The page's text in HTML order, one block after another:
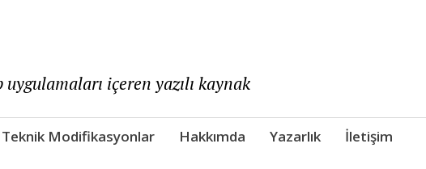
içeren yazılı kaynak
Teknik Modifikasyonlar Hakkımda Yazarlık İletişim